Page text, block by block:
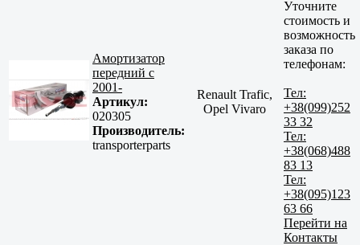
Амортизатор
передний с
2001-
Артикул:
020305
Производитель:
transporterparts
Renault Trafic,
Opel Vivaro
Уточните
стоимость и
возможность
заказа по
телефонам:
Тел:
+38(099)252
33 32
Тел:
+38(068)488
83 13
Тел:
+38(095)123
63 66
Перейти на
Контакты